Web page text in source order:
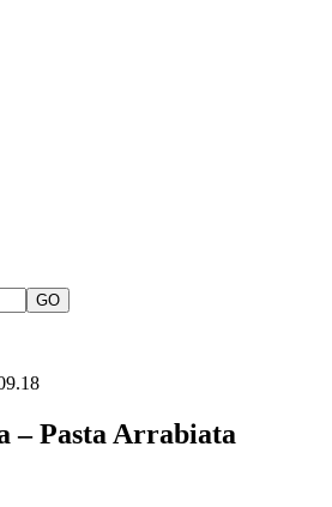
– Pasta Arrabiata